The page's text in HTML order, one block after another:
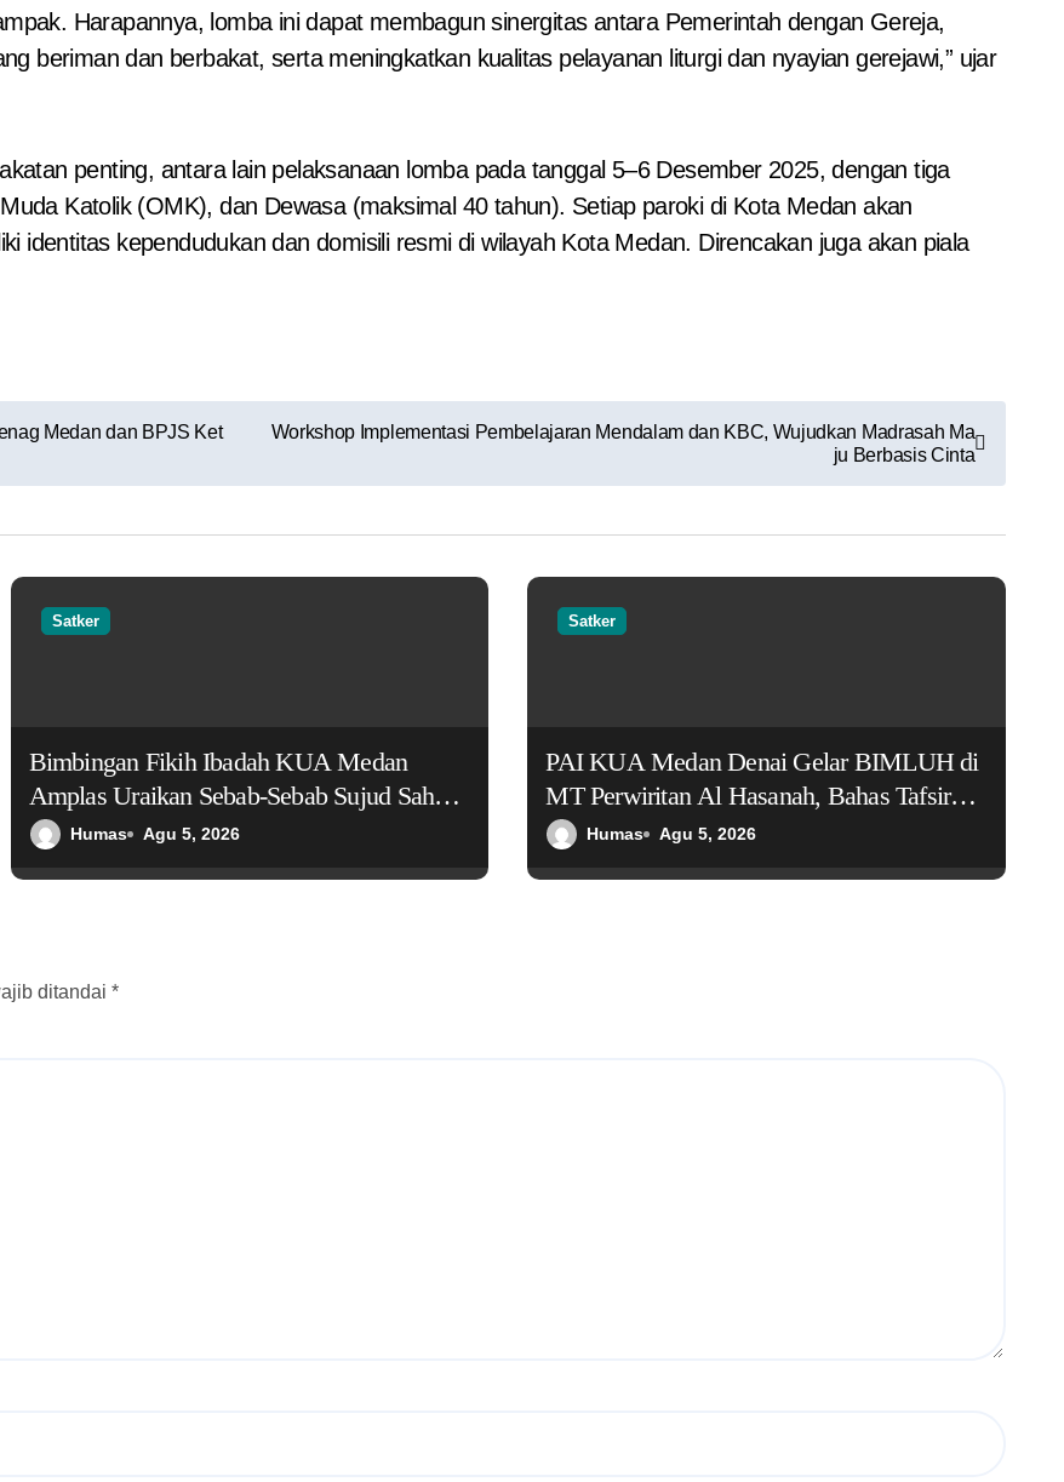
Harapannya, lomba ini dapat membagun sinergitas antara Pemerintah dengan Gereja,
beriman dan berbakat, serta meningkatkan kualitas pelayanan liturgi dan nyayian gerejawi,” ujar
penting, antara lain pelaksanaan lomba pada tanggal 5–6 Desember 2025, dengan tiga
Katolik (OMK), dan Dewasa (maksimal 40 tahun). Setiap paroki di Kota Medan akan
identitas kependudukan dan domisili resmi di wilayah Kota Medan. Direncakan juga akan piala
Medan dan BPJS Ket
Workshop Implementasi Pembelajaran Mendalam dan KBC, Wujudkan Madrasah Ma
ju Berbasis Cinta
Satker
Bimbingan Fikih Ibadah KUA Medan
Amplas Uraikan Sebab-Sebab Sujud Sahwi,
Jamaah Diajak Menyempurnakan Kualitas
Humas Agu 5, 2026
Satker
PAI KUA Medan Denai Gelar BIMLUH di
MT Perwiritan Al Hasanah, Bahas Tafsir
Al-Ahzab Ayat 70–71 tentang Pentingnya
Humas Agu 5, 2026
ditandai *